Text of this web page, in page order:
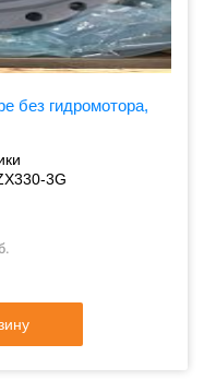
без гидромотора,
3G